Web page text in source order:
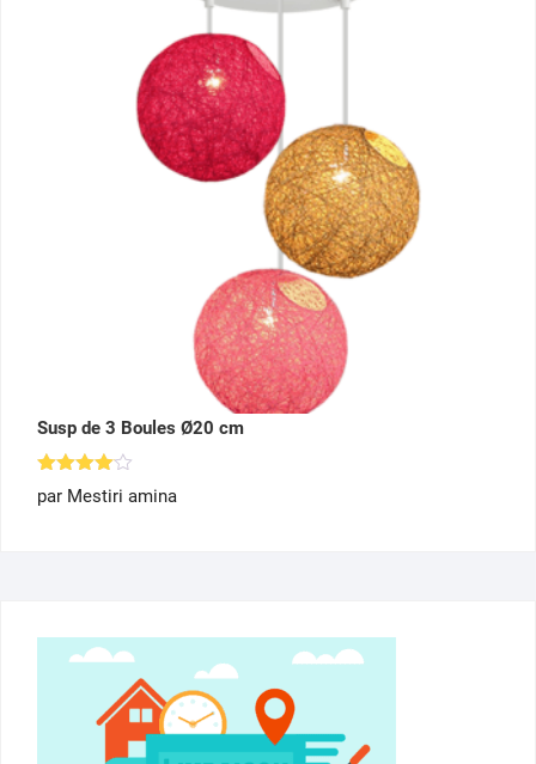
Susp de 3 Boules Ø20 cm
Note
sur 5
par Mestiri amina